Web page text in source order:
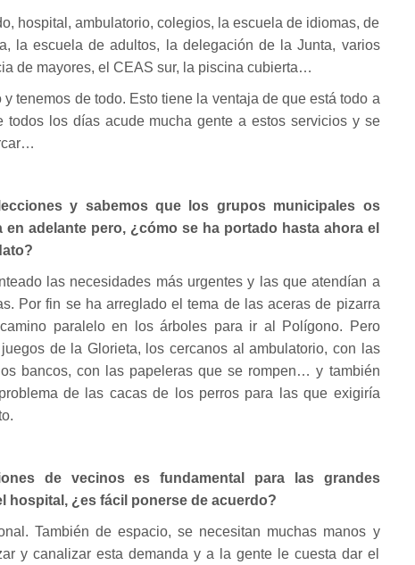
hospital, ambulatorio, colegios, la escuela de idiomas, de
la escuela de adultos, la delegación de la Junta, varios
de mayores, el CEAS sur, la piscina cubierta…
tenemos de todo. Esto tiene la ventaja de que está todo a
todos los días acude mucha gente a estos servicios y se
y sabemos que los grupos municipales os
adelante pero, ¿cómo se ha portado hasta ahora el
las necesidades más urgentes y las que atendían a
Por fin se ha arreglado el tema de las aceras de pizarra
paralelo en los árboles para ir al Polígono. Pero
de la Glorieta, los cercanos al ambulatorio, con las
bancos, con las papeleras que se rompen… y también
de las cacas de los perros para las que exigiría
de vecinos es fundamental para las grandes
hospital, ¿es fácil ponerse de acuerdo?
También de espacio, se necesitan muchas manos y
y canalizar esta demanda y a la gente le cuesta dar el